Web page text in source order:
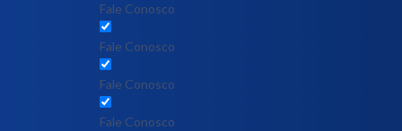
Fale Conosco
Fale Conosco
Fale Conosco
Fale Conosco